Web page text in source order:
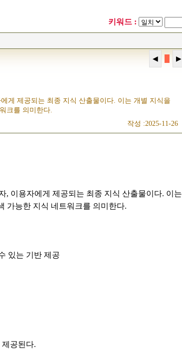
키워드 :
게 제공되는 최종 지식 산출물이다. 이는 개별 지식을
크를 의미한다.
작성 :2025-11-26
, 이용자에게 제공되는 최종 지식 산출물이다. 이는
가능한 지식 네트워크를 의미한다.
있는 기반 제공
공된다.